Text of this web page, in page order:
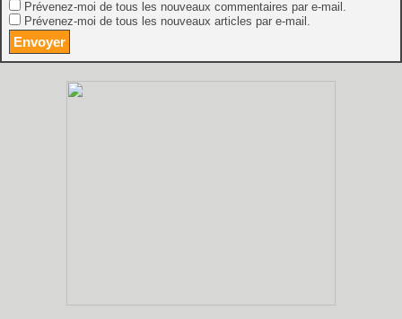
Prévenez-moi de tous les nouveaux commentaires par e-mail.
Prévenez-moi de tous les nouveaux articles par e-mail.